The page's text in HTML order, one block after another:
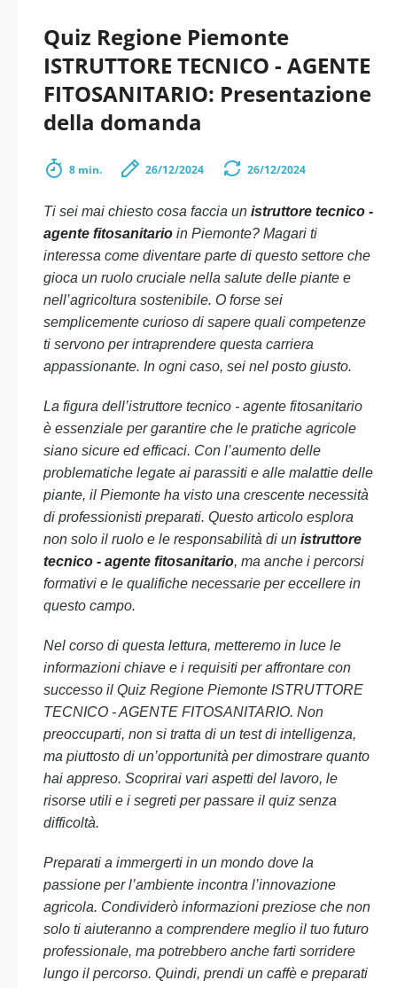
Quiz Regione Piemonte
ISTRUTTORE TECNICO - AGENTE
FITOSANITARIO: Presentazione
della domanda
8 min. 26/12/2024 26/12/2024
Ti sei mai chiesto cosa faccia un istruttore tecnico -
agente fitosanitario in Piemonte? Magari ti
interessa come diventare parte di questo settore che
gioca un ruolo cruciale nella salute delle piante e
nell’agricoltura sostenibile. O forse sei
semplicemente curioso di sapere quali competenze
ti servono per intraprendere questa carriera
appassionante. In ogni caso, sei nel posto giusto.
La figura dell’istruttore tecnico - agente fitosanitario
è essenziale per garantire che le pratiche agricole
siano sicure ed efficaci. Con l’aumento delle
problematiche legate ai parassiti e alle malattie delle
piante, il Piemonte ha visto una crescente necessità
di professionisti preparati. Questo articolo esplora
non solo il ruolo e le responsabilità di un istruttore
tecnico - agente fitosanitario, ma anche i percorsi
formativi e le qualifiche necessarie per eccellere in
questo campo.
Nel corso di questa lettura, metteremo in luce le
informazioni chiave e i requisiti per affrontare con
successo il Quiz Regione Piemonte ISTRUTTORE
TECNICO - AGENTE FITOSANITARIO. Non
preoccuparti, non si tratta di un test di intelligenza,
ma piuttosto di un’opportunità per dimostrare quanto
hai appreso. Scoprirai vari aspetti del lavoro, le
risorse utili e i segreti per passare il quiz senza
difficoltà.
Preparati a immergerti in un mondo dove la
passione per l’ambiente incontra l’innovazione
agricola. Condividerò informazioni preziose che non
solo ti aiuteranno a comprendere meglio il tuo futuro
professionale, ma potrebbero anche farti sorridere
lungo il percorso. Quindi, prendi un caffè e preparati